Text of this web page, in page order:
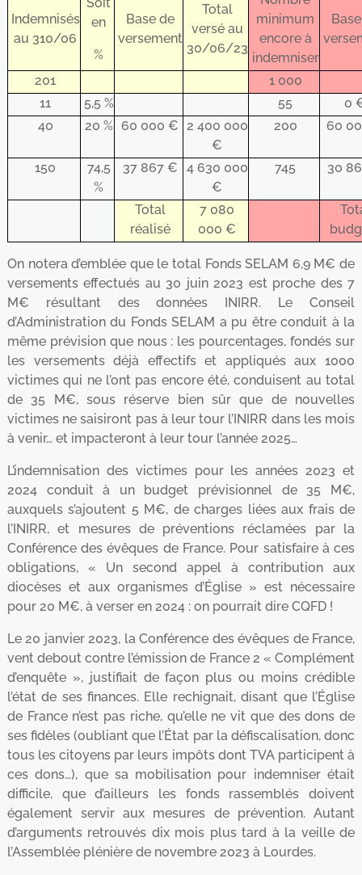
Indemnisés
au 310/06
en
%
Base de
versement
Total
versé au
30/06/23
minimum
encore à
indemniser
201
1 000
11
5,5 % 55
0
40
20 % 60 000 € 2 400 000
€
200 60
150
74,5
%
37 867 €
4 630 000
€
745 30
Total
réalisé
7 080
000 €
On notera d’emblée que le total Fonds SELAM 6,9 M€ de
versements effectués au 30 juin 2023 est proche des 7
M€ résultant des données INIRR. Le Conseil
d’Administration du Fonds SELAM a pu être conduit à la
même prévision que nous : les pourcentages, fondés sur
les versements déjà effectifs et appliqués aux 1000
victimes qui ne l’ont pas encore été, conduisent au total
de 35 M€, sous réserve bien sûr que de nouvelles
victimes ne saisiront pas à leur tour l’INIRR dans les mois
à venir… et impacteront à leur tour l’année 2025…
L’indemnisation des victimes pour les années 2023 et
2024 conduit à un budget prévisionnel de 35 M€,
auxquels s’ajoutent 5 M€, de charges liées aux frais de
l’INIRR, et mesures de préventions réclamées par la
Conférence des évêques de France. Pour satisfaire à ces
obligations, « Un second appel à contribution aux
diocèses et aux organismes d’Église » est nécessaire
pour 20 M€, à verser en 2024 : on pourrait dire CQFD !
Le 20 janvier 2023, la Conférence des évêques de France,
vent debout contre l’émission de France 2 « Complément
d’enquête », justifiait de façon plus ou moins crédible
l’état de ses finances. Elle rechignait, disant que l’Église
de France n’est pas riche, qu’elle ne vit que des dons de
ses fidèles (oubliant que l’État par la défiscalisation, donc
tous les citoyens par leurs impôts dont TVA participent à
ces dons…), que sa mobilisation pour indemniser était
difficile, que d’ailleurs les fonds rassemblés doivent
également servir aux mesures de prévention. Autant
d’arguments retrouvés dix mois plus tard à la veille de
l’Assemblée plénière de novembre 2023 à Lourdes.